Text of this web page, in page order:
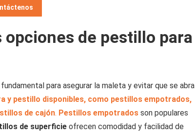
de pestillo para
para asegurar la maleta y evitar que se abra
y pestillo disponibles, como pestillos empotrados,
de cajón. Pestillos empotrados son populares
de superficie ofrecen comodidad y facilidad de